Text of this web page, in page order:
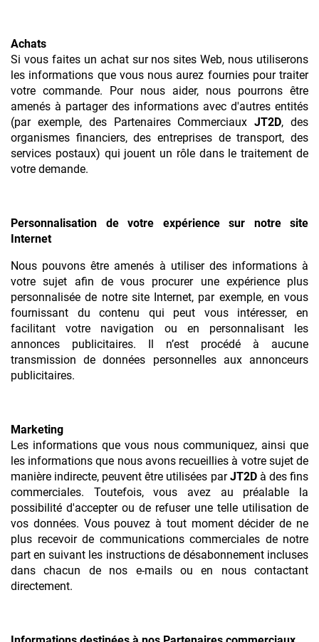
Achats
Si vous faites un achat sur nos sites Web, nous utiliserons
les informations que vous nous aurez fournies pour traiter
votre commande. Pour nous aider, nous pourrons être
amenés à partager des informations avec d'autres entités
(par exemple, des Partenaires CommerciauxJT2D, des
organismes financiers, des entreprises de transport, des
services postaux) qui jouent un rôle dans le traitement de
votre demande.
Personnalisation de votre expérience sur notre site
Internet
Nous pouvons être amenés à utiliser des informations à
votre sujet afin de vous procurer une expérience plus
personnalisée de notre site Internet, par exemple, en vous
fournissant du contenu qui peut vous intéresser, en
facilitant votre navigation ou en personnalisant les
annonces publicitaires. Il n’est procédé à aucune
transmission de données personnelles aux annonceurs
publicitaires.
Marketing
Les informations que vous nous communiquez, ainsi que
les informations que nous avons recueillies à votre sujet de
manière indirecte, peuvent être utilisées parJT2Dà des fins
commerciales. Toutefois, vous avez au préalable la
possibilité d'accepter ou de refuser une telle utilisation de
vos données. Vous pouvez à tout moment décider de ne
plus recevoir de communications commerciales de notre
part en suivant les instructions de désabonnement incluses
dans chacun de nos e-mails ou en nous contactant
directement.